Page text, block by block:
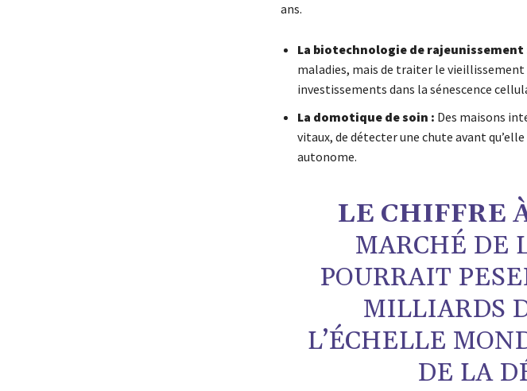
ans.
La biotechnologie de rajeunissement
maladies, mais de traiter le
investissements dans la sénescence
La domotique de soin : Des maisons
vitaux, de détecter une chute avant
autonome.
LE CHIFFRE
MARCHÉ DE
POURRAIT
MILLIARDS
L’ÉCHELLE
DE LA